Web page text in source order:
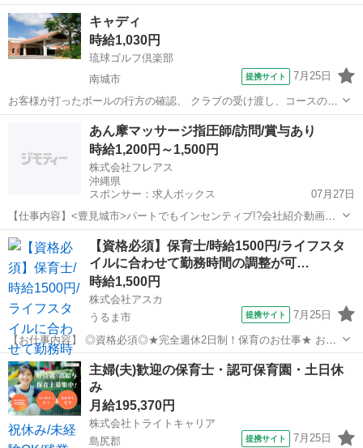
躍していただける家庭教師のアルバイトを募集しています。 ✔ 教育に
関わる仕事がしたい ✔ 子どもと関わるのが好き ✔ 【中頭郡嘉手納
町】で副業やWワ...
沖縄 中頭郡 家庭教師
キャディ
時給1,030円
琉球ゴルフ倶楽部
南城市
提携サイト 7月25日
お客様が打ったボールの行方の確認、 クラブの受け渡し、コースの案
内、 アドバイスなどのサポート業務を お願いします アルバイト,パー
体験入社OK...
インストラクター
あん摩マッサージ指圧師/訪問/賞与あり
時給1,200円～1,500円
株式会社フレアス
沖縄県
スポンサー：求人ボックス
07月27日
【仕事内容】<豊見城市>パートでもインセンティブ!?会社紹介動画あ
り プライベートに合わせて、夕方までの勤務・時短勤務など大歓迎 子
育て応援企業です 歩行が困難なご利用者様の元へ訪問し、 医師の同意
のもと、循環改善や筋緊張の緩和を...
アルバイト・パート
【資格必須】保育士/時給1500円/ライフスタ
イルに合わせて勤務時間の調整が可…
時給1,500円
株式会社アスカ
うるま市
提携サイト 7月25日
【お仕事内容】 ◎資格必須◎★完全週休2日制！保育のお仕事★ お休
みは完全週休2日制！ 土日祝の固定でお休み♪ お気軽にお問い合わせく
ださい。 ◆ 勤務条件 ‾‾‾‾‾‾‾‾‾‾‾‾‾‾‾ ■雇用形態 ： 派遣 ■勤務...
沖縄 うるま市 保育士
主婦(夫)歓迎の保育士・認可保育園・土日休
み
月給195,370円
株式会社トライトキャリア
島尻郡
提携サイト 7月25日